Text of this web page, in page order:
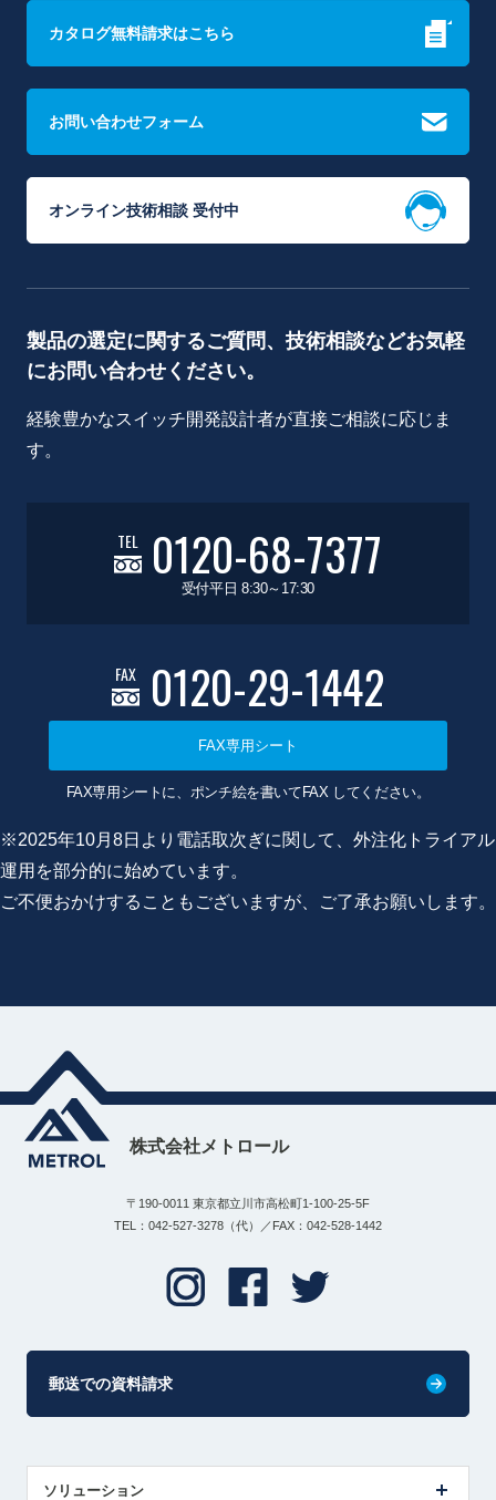
カタログ無料請求はこちら
お問い合わせフォーム
オンライン技術相談 受付中
製品の選定に関するご質問、技術相談などお気軽
にお問い合わせください。
経験豊かなスイッチ開発設計者が直接ご相談に応じま
す。
TEL 0120-68-7377
受付平日 8:30～17:30
FAX 0120-29-1442
FAX専用シート
FAX専用シートに、ポンチ絵を書いてFAX してください。
※2025年10月8日より電話取次ぎに関して、外注化トライアル
運用を部分的に始めています。
ご不便おかけすることもございますが、ご了承お願いします。
株式会社メトロール
〒190-0011 東京都立川市高松町1-100-25-5F
TEL：042-527-3278（代）／FAX：042-528-1442
郵送での資料請求
ソリューション